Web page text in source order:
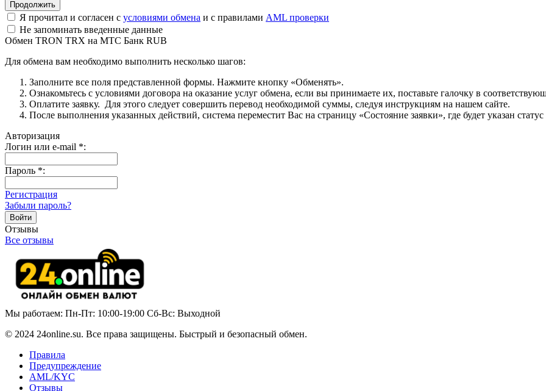
Я прочитал и согласен с условиями обмена и с правилами AML проверки
Не запоминать введенные данные
Обмен TRON TRX на МТС Банк RUB
Для обмена вам необходимо выполнить несколько шагов:
Заполните все поля представленной формы. Нажмите кнопку «Обменять».
Ознакомьтесь с условиями договора на оказание услуг обмена, если вы принимаете их, поставьте галочку в
Оплатите заявку. Для этого следует совершить перевод необходимой суммы, следуя инструкциям на нашем сайте.
После выполнения указанных действий, система переместит Вас на страницу «Состояние заявки», где будет указан
Авторизация
Логин или e-mail *:
Пароль *:
Регистрация
Забыли пароль?
Отзывы
Все отзывы
Мы работаем: Пн-Пт: 10:00-19:00 Сб-Вс: Выходной
© 2024 24online.su. Все права защищены. Быстрый и безопасный обмен.
Правила
Предупреждение
AML/KYC
Отзывы